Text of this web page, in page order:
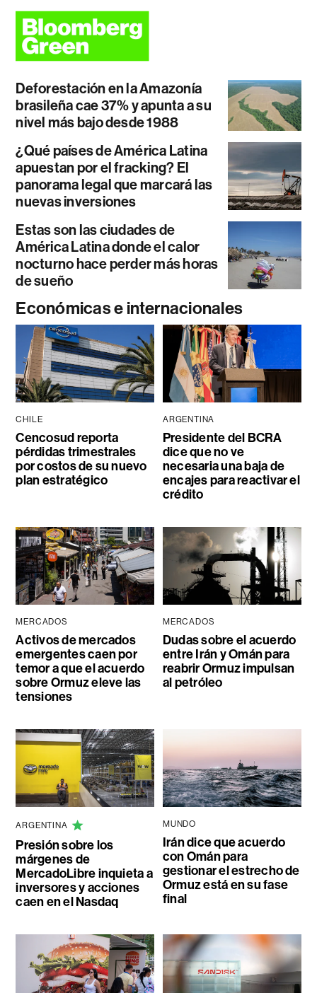
Deforestación en la Amazonía
brasileña cae 37% y apunta a su
nivel más bajo desde 1988
¿Qué países de América Latina
apuestan por el fracking? El
panorama legal que marcará las
nuevas inversiones
Estas son las ciudades de
América Latina donde el calor
nocturno hace perder más horas
de sueño
Económicas e internacionales
CHILE
Cencosud reporta
pérdidas trimestrales
por costos de su nuevo
plan estratégico
ARGENTINA
Presidente del BCRA
dice que no ve
necesaria una baja de
encajes para reactivar el
crédito
MERCADOS
Activos de mercados
emergentes caen por
temor a que el acuerdo
sobre Ormuz eleve las
tensiones
MERCADOS
Dudas sobre el acuerdo
entre Irán y Omán para
reabrir Ormuz impulsan
al petróleo
ARGENTINA
Presión sobre los
márgenes de
MercadoLibre inquieta a
inversores y acciones
caen en el Nasdaq
MUNDO
Irán dice que acuerdo
con Omán para
gestionar el estrecho de
Ormuz está en su fase
final